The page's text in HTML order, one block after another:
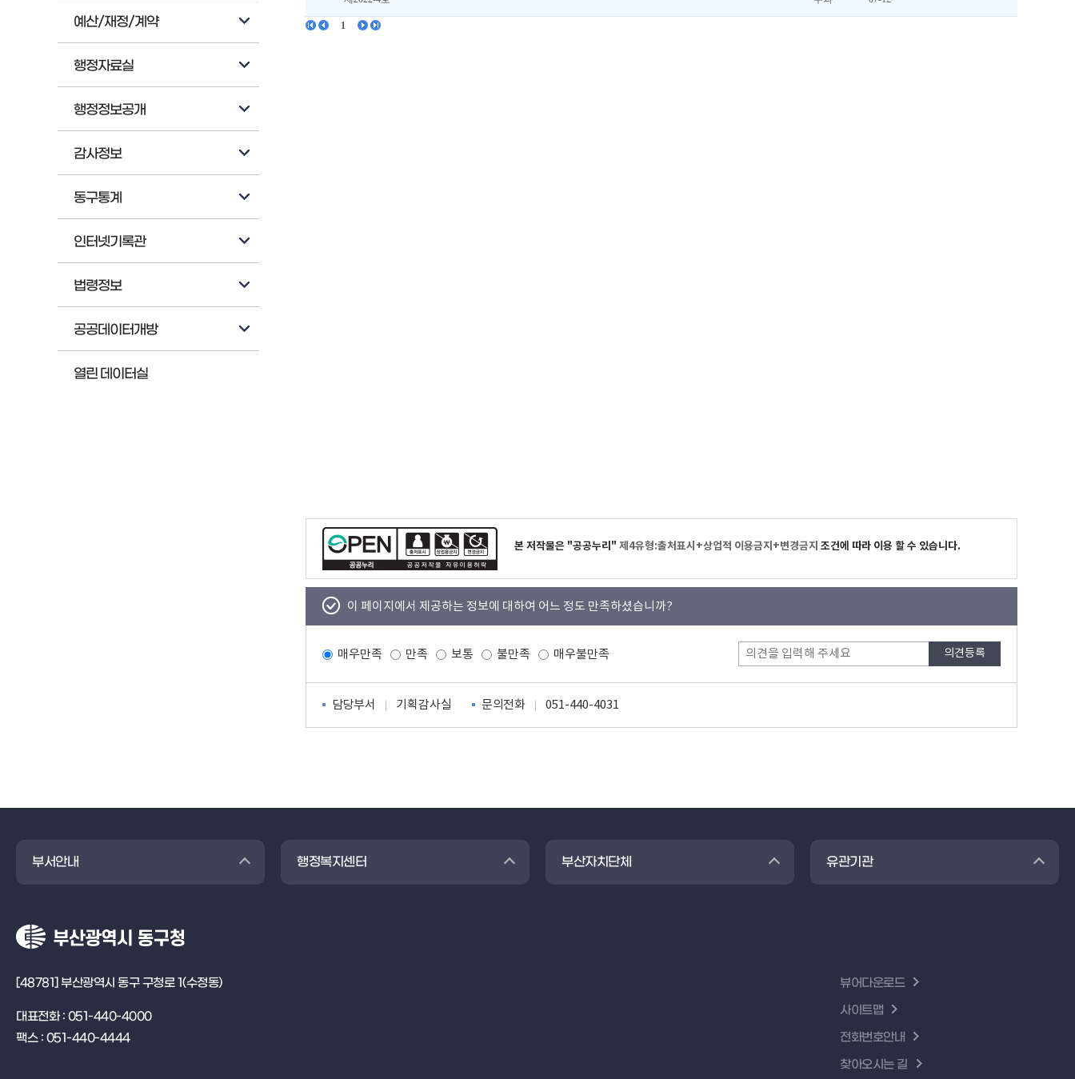
예산/재정/계약
행정자료실
행정정보공개
감사정보
동구통계
인터넷기록관
법령정보
공공데이터개방
열린 데이터실
본 저작물은 "공공누리" 제4유형:출처표시+상업적 이용금지+변경금지 조건에 따라 이용 할 수 있습니다.
이 페이지에서 제공하는 정보에 대하여 어느 정도 만족하셨습니까?
매우만족 만족 보통 불만족 매우불만족
담당부서 기획감사실 문의전화 051-440-4031
부서안내 행정복지센터 부산자치단체 유관기관
[48781] 부산광역시 동구 구청로 1(수정동)
대표전화 : 051-440-4000
팩스 : 051-440-4444
뷰어다운로드
사이트맵
전화번호안내
찾아오시는 길